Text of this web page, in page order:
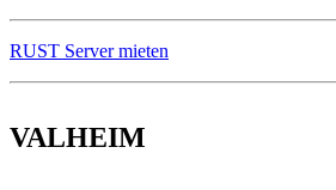
RUST Server mieten
VALHEIM